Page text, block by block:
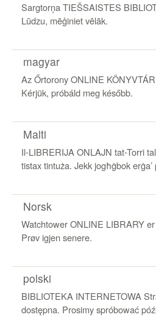
Sargtorņa TIEŠSAISTES
Lūdzu, mēģiniet vēlāk.
magyar
Az Őrtorony ONLINE
Kérjük, próbáld meg később.
Malti
Il-LIBRERIJA ONLAJN tat-Torri
tistax tintuża. Jekk jogħġbok
Norsk
Watchtower ONLINE LIBRARY
Prøv igjen senere.
polski
BIBLIOTEKA INTERNETOWA
dostępna. Prosimy spróbować